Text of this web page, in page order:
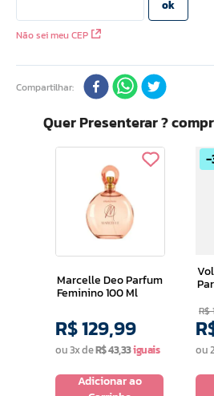
Não sei meu CEP
Compartilhar
Quer Presenterar ?
Marcelle Deo Parfum
Feminino 100 Ml
R$129,99
ou3x deR$43,33
Adicionar ao
R$
ou2